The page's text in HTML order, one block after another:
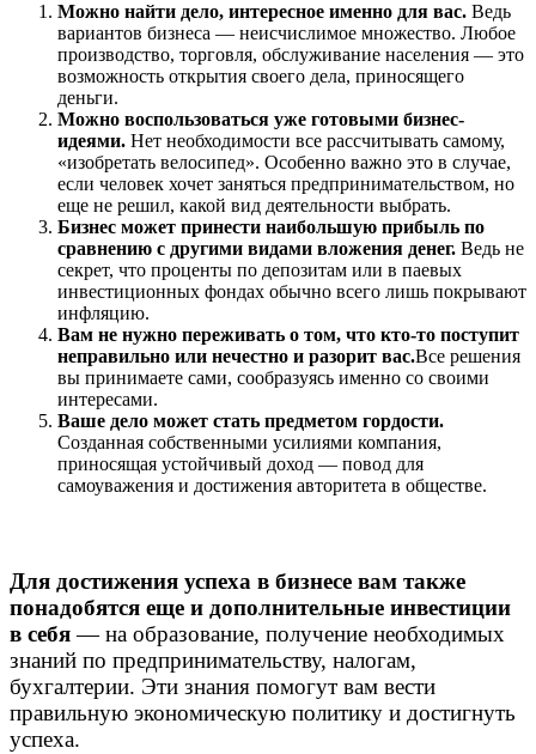
Можно найти дело, интересное именно для вас. Ведь
вариантов бизнеса — неисчислимое множество. Любое
производство, торговля, обслуживание населения — это
возможность открытия своего дела, приносящего
деньги.
Можно воспользоваться уже готовыми бизнес-
идеями. Нет необходимости все рассчитывать самому,
«изобретать велосипед». Особенно важно это в случае,
если человек хочет заняться предпринимательством, но
еще не решил, какой вид деятельности выбрать.
Бизнес может принести наибольшую прибыль по
сравнению с другими видами вложения денег. Ведь не
секрет, что проценты по депозитам или в паевых
инвестиционных фондах обычно всего лишь покрывают
инфляцию.
Вам не нужно переживать о том, что кто-то поступит
неправильно или нечестно и разорит вас.Все решения
вы принимаете сами, сообразуясь именно со своими
интересами.
Ваше дело может стать предметом гордости.
Созданная собственными усилиями компания,
приносящая устойчивый доход — повод для
самоуважения и достижения авторитета в обществе.
Для достижения успеха в бизнесе вам также
понадобятся еще и дополнительные инвестиции
в себя— на образование, получение необходимых
знаний по предпринимательству, налогам,
бухгалтерии. Эти знания помогут вам вести
правильную экономическую политику и достигнуть
успеха.